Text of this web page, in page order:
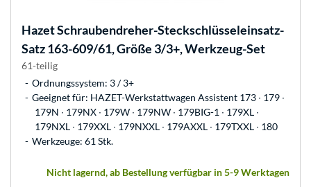
HazetSchraubendreher-Steckschlüsseleinsatz-
Satz 163-609/61, Größe 3/3+, Werkzeug-Set
61-teilig
Ordnungssystem: 3 / 3+
Geeignet für: HAZET-Werkstattwagen Assistent 173 ∙ 179 ∙
179N ∙ 179NX ∙ 179W ∙ 179NW ∙ 179BIG-1 ∙ 179XL ∙
179NXL ∙ 179XXL ∙ 179NXXL ∙ 179AXXL ∙ 179TXXL ∙ 180
Werkzeuge: 61 Stk.
Nicht lagernd, ab Bestellung verfügbar in 5-9 Werktagen